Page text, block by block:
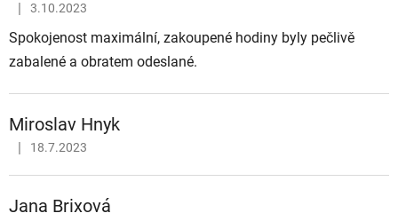
Hodnocení obchodu je 5 z 5 hvězdiček.
3.10.2023
Spokojenost maximální, zakoupené hodiny byly pečlivě
zabalené a obratem odeslané.
Miroslav Hnyk
Hodnocení obchodu je 5 z 5 hvězdiček.
18.7.2023
Jana Brixová